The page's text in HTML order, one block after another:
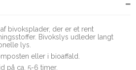
bivoksplader, der er et rent
Bivokslys udleder langt
lys.
eller i bioaffald.
på ca. 5-6 timer.